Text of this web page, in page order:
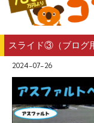
スライド③（ブログ
2024-07-26